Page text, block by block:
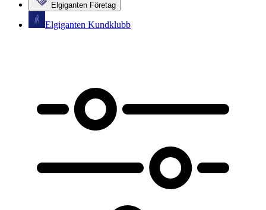
Elgiganten Företag
Elgiganten Kundklubb